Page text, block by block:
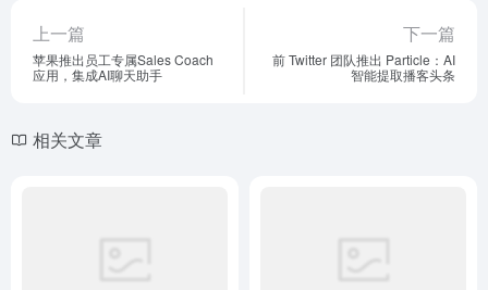
上一篇
苹果推出员工专属Sales Coach
应用，集成AI聊天助手
下一篇
前 Twitter 团队推出 Particle：AI
智能提取播客头条
相关文章